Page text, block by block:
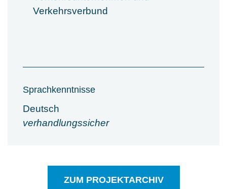
Verkehrsverbund
Sprachkenntnisse
Deutsch
verhandlungssicher
ZUM PROJEKTARCHIV